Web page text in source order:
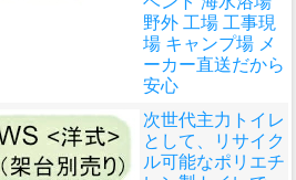
野外 工場 工事現
場 キャンプ場 メ
ーカー直送だから
安心
次世代主力トイレ
として、リサイク
ル可能なポリエチ